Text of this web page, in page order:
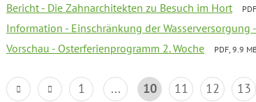
Bericht - Die Zahnarchitekten zu Besuch im Hort
Information - Einschränkung der
Vorschau - Osterferienprogramm 2. Woche
PDF, 9.9
1 ... 10 11 12 13